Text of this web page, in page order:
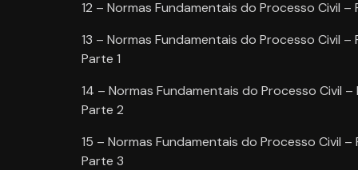
12 – Normas Fundamentais do Processo Civil
13 – Normas Fundamentais do Processo Civil
Parte 1
14 – Normas Fundamentais do Processo Civil
Parte 2
15 – Normas Fundamentais do Processo Civil
Parte 3